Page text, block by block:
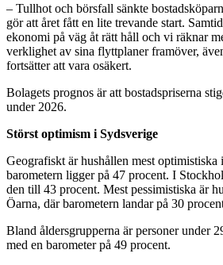
– Tullhot och börsfall sänkte
gör att året fått en lite trevande start.
ekonomi på väg åt rätt håll och vi räknar
verklighet av sina flyttplaner framöver,
fortsätter att vara osäkert.
Bolagets prognos är att bostadspriserna
under 2026.
Störst optimism i Sydsverige
Geografiskt är hushållen mest optimistiska
barometern ligger på 47 procent. I
den till 43 procent. Mest pessimistiska är
Öarna, där barometern landar på 30
Bland åldersgrupperna är personer under
med en barometer på 49 procent.